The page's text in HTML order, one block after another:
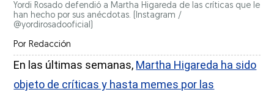
Yordi Rosado defendió a Martha Higareda de las críticas que le
han hecho por sus anécdotas.
(Instagram /
@yordirosadooficial)
Por Redacción
En las últimas semanas, Martha Higareda ha sido
objeto de críticas y hasta memes por las